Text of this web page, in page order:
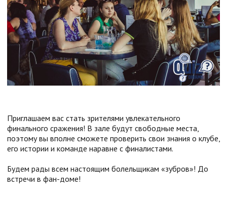
Приглашаем вас стать зрителями увлекательного
финального сражения! В зале будут свободные места,
поэтому вы вполне сможете проверить свои знания о клубе,
его истории и команде наравне с финалистами.
Будем рады всем настоящим болельщикам «зубров»! До
встречи в фан-доме!